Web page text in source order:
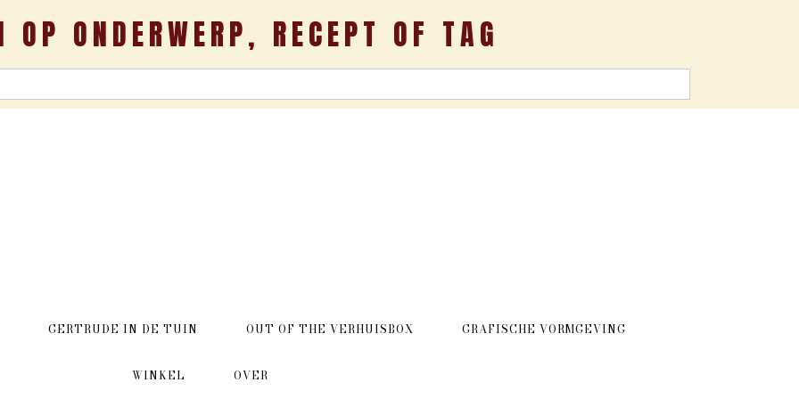
OP ONDERWERP, RECEPT OF TAG
GERTRUDE IN DE TUIN OUT OF THE VERHUISBOX GRAFISCHE VORMGEVING
WINKEL OVER